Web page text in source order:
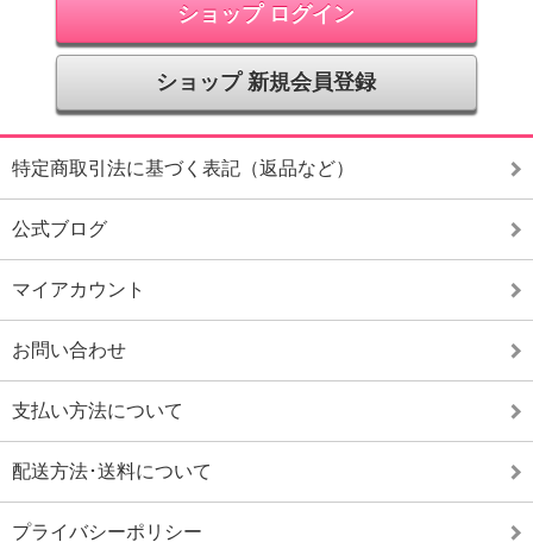
ショップ ログイン
ショップ 新規会員登録
特定商取引法に基づく表記（返品など）
公式ブログ
マイアカウント
お問い合わせ
支払い方法について
配送方法･送料について
プライバシーポリシー